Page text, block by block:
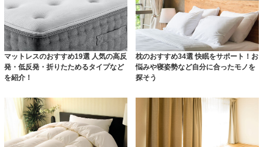
マットレスのおすすめ19選 人気の高反
発・低反発・折りたためるタイプなど
を紹介！
枕のおすすめ34選 快眠をサポート！お
悩みや寝姿勢など自分に合ったモノを
探そう